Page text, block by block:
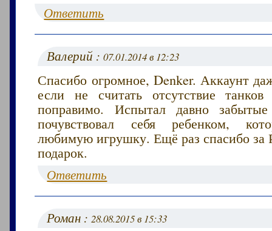
Ответить
Валерий :07.01.2014 в 12:23
Спасибо огромное, Denker. Аккаунт
если не считать отсутствие
поправимо. Испытал давно
почувствовал себя ребенком,
любимую игрушку. Ещё раз спасибо за
подарок.
Ответить
Роман :28.08.2015 в 15:33